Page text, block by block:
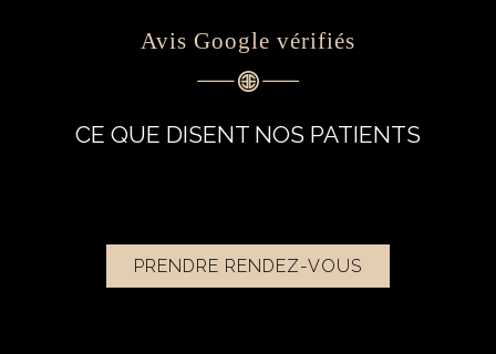
Avis Google vérifiés
CE QUE DISENT NOS PATIENTS
PRENDRE RENDEZ-VOUS